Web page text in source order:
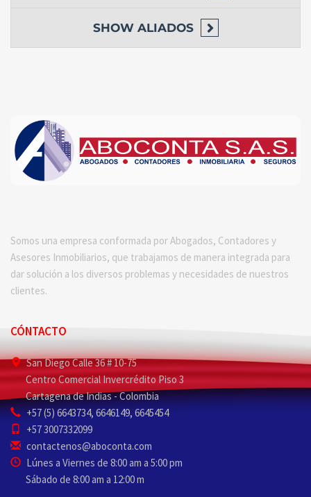
SHOW ALIADOS
Somos una empresa conformada por Abogados, Contadores y
Asesores Inmobiliarios, que trabajamos de manera integrada para
dar solución a los diversos problemas y necesidades de nuestros
clientes.
CÓNTACTO
San Diego Calle 36 # 10-75
Centro Comercial Invercrédito Piso 3
Cartagena de Indias - Colombia
+57 (5) 6643734, 6646149, 6645454
+57 3007332099
contactenos@aboconta.com
Lúnes a Viernes de 8:00 am a 5:00 pm
Sábado de 8:00 am a 12:00 m